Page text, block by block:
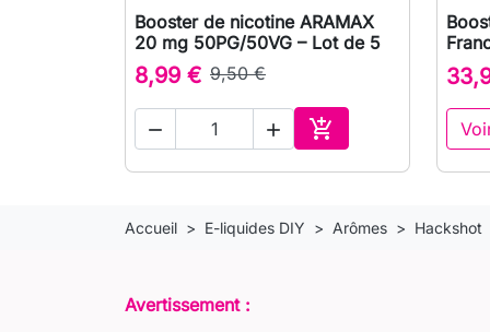
 Aperçu rapide
Booster de nicotine ARAMAX
20 mg 50PG/50VG – Lot de 5
8,99 € 9,50 €
  
Ajouter au panier
Accueil E-liquides DIY Arômes Hackshot
Avertissement :